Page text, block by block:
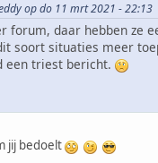
op do 11 mrt 2021 - 22:13
forum, daar hebben ze
soort situaties meer
een triest bericht.
jij bedoelt